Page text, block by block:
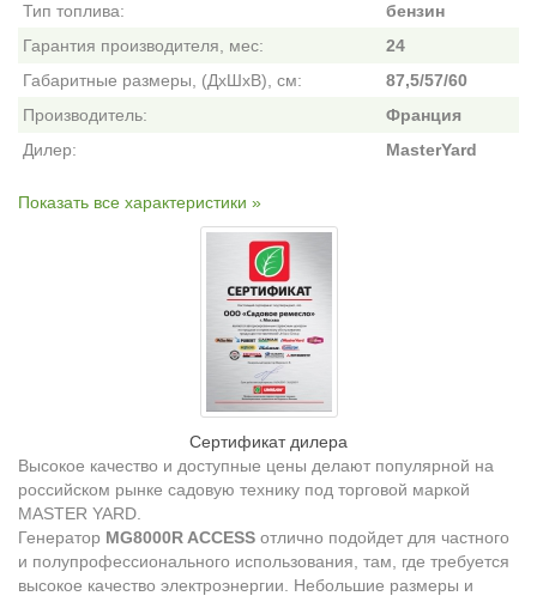
Тип топлива:
бензин
Гарантия производителя, мес:
24
Габаритные размеры, (ДхШхВ), см:
87,5/57/60
Производитель:
Франция
Дилер:
MasterYard
Показать все характеристики »
Сертификат дилера
Высокое качество и доступные цены делают популярной на
российском рынке садовую технику под торговой маркой
MASTER YARD.
Генератор MG8000R ACCESS отлично подойдет для частного
и полупрофессионального использования, там, где требуется
высокое качество электроэнергии. Небольшие размеры и